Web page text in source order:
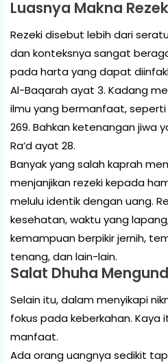
Luasnya Makna
Rezeki disebut lebih dari
dan konteksnya sangat
pada harta yang dapat
Al-Baqarah ayat 3. Kadang
ilmu yang bermanfaat,
269. Bahkan ketenangan jiwa
Ra’d ayat 28.
Banyak yang salah kaprah
menjanjikan rezeki kepada
melulu identik dengan uang.
kesehatan, waktu yang
kemampuan berpikir jernih,
tenang, dan lain-lain.
Salat Dhuha
Selain itu, dalam menyikapi
fokus pada keberkahan. Kaya
manfaat.
Ada orang uangnya sedikit